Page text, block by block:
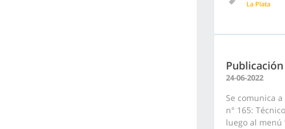
La Plata
24-06-2022
Se comunica
n° 165:
luego al menú